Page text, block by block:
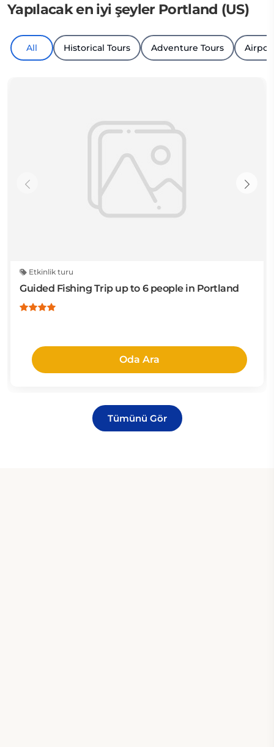
Yapılacak en iyi şeyler Portland (US)
All Historical Tours Adventure Tours
Etkinlik turu
Guided Fishing Trip up to 6 people in Portland
Oda Ara
Tümünü Gör